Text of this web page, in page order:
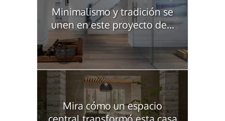
Minimalismo y tradición se
unen en este proyecto de...
Mira cómo un espacio